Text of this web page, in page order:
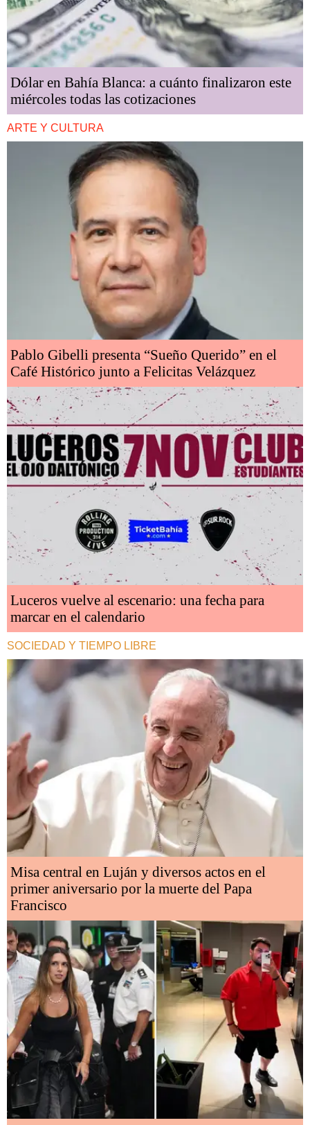
Dólar en Bahía Blanca: a cuánto finalizaron este
miércoles todas las cotizaciones
ARTE Y CULTURA
Pablo Gibelli presenta “Sueño Querido” en el
Café Histórico junto a Felicitas Velázquez
Luceros vuelve al escenario: una fecha para
marcar en el calendario
SOCIEDAD Y TIEMPO LIBRE
Misa central en Luján y diversos actos en el
primer aniversario por la muerte del Papa
Francisco